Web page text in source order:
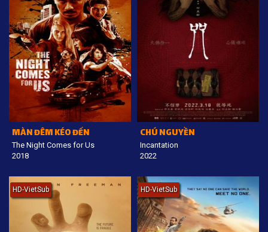
MÀN ĐÊM KÉO ĐẾN
The Night Comes for Us
2018
CHÚ NGUYỀN
Incantation
2022
HD-VietSub HD-VietSub